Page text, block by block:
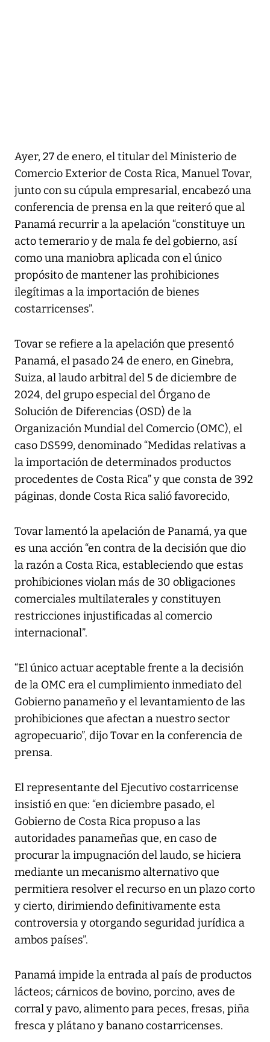
Ayer, 27 de enero, el titular del Ministerio de
Comercio Exterior de Costa Rica, Manuel Tovar,
junto con su cúpula empresarial, encabezó una
conferencia de prensa en la que reiteró que al
Panamá recurrir a la apelación “constituye un
acto temerario y de mala fe del gobierno, así
como una maniobra aplicada con el único
propósito de mantener las prohibiciones
ilegítimas a la importación de bienes
costarricenses”.
Tovar se refiere a la apelación que presentó
Panamá, el pasado 24 de enero, en Ginebra,
Suiza, al laudo arbitral del 5 de diciembre de
2024, del grupo especial del Órgano de
Solución de Diferencias (OSD) de la
Organización Mundial del Comercio (OMC), el
caso DS599, denominado “Medidas relativas a
la importación de determinados productos
procedentes de Costa Rica” y que consta de 392
páginas, donde Costa Rica salió favorecido,
Tovar lamentó la apelación de Panamá, ya que
es una acción “en contra de la decisión que dio
la razón a Costa Rica, estableciendo que estas
prohibiciones violan más de 30 obligaciones
comerciales multilaterales y constituyen
restricciones injustificadas al comercio
internacional”.
“El único actuar aceptable frente a la decisión
de la OMC era el cumplimiento inmediato del
Gobierno panameño y el levantamiento de las
prohibiciones que afectan a nuestro sector
agropecuario”, dijo Tovar en la conferencia de
prensa.
El representante del Ejecutivo costarricense
insistió en que: “en diciembre pasado, el
Gobierno de Costa Rica propuso a las
autoridades panameñas que, en caso de
procurar la impugnación del laudo, se hiciera
mediante un mecanismo alternativo que
permitiera resolver el recurso en un plazo corto
y cierto, dirimiendo definitivamente esta
controversia y otorgando seguridad jurídica a
ambos países”.
Panamá impide la entrada al país de productos
lácteos; cárnicos de bovino, porcino, aves de
corral y pavo, alimento para peces, fresas, piña
fresca y plátano y banano costarricenses.